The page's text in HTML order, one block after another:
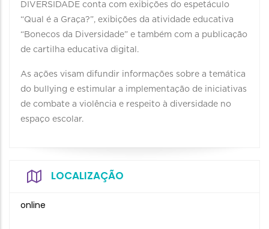
DIVERSIDADE conta com exibições do espetáculo
“Qual é a Graça?”, exibições da atividade educativa
“Bonecos da Diversidade” e também com a publicação
de cartilha educativa digital.
As ações visam difundir informações sobre a temática
do bullying e estimular a implementação de iniciativas
de combate a violência e respeito à diversidade no
espaço escolar.
LOCALIZAÇÃO
online